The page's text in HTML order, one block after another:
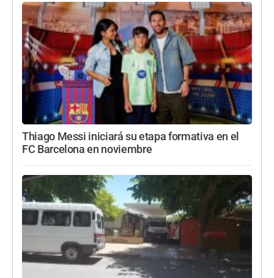
Thiago Messi iniciará su etapa formativa en el
FC Barcelona en noviembre